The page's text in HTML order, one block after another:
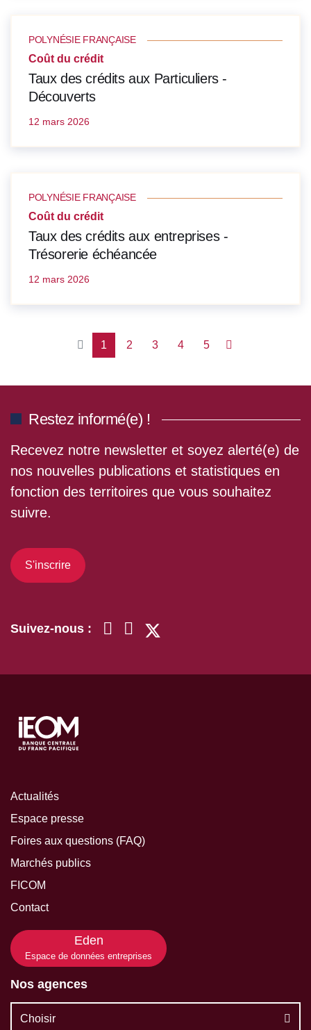
POLYNÉSIE FRANÇAISE
Coût du crédit
Taux des crédits aux Particuliers -
Découverts
12 mars 2026
POLYNÉSIE FRANÇAISE
Coût du crédit
Taux des crédits aux entreprises -
Trésorerie échéancée
12 mars 2026
1 2 3 4 5
Restez informé(e) !
Recevez notre newsletter et soyez alerté(e) de
nos nouvelles publications et statistiques en
fonction des territoires que vous souhaitez
suivre.
S'inscrire
Suivez-nous :
Actualités
Espace presse
Foires aux questions (FAQ)
Marchés publics
FICOM
Contact
Eden
Espace de données entreprises
Nos agences
Choisir